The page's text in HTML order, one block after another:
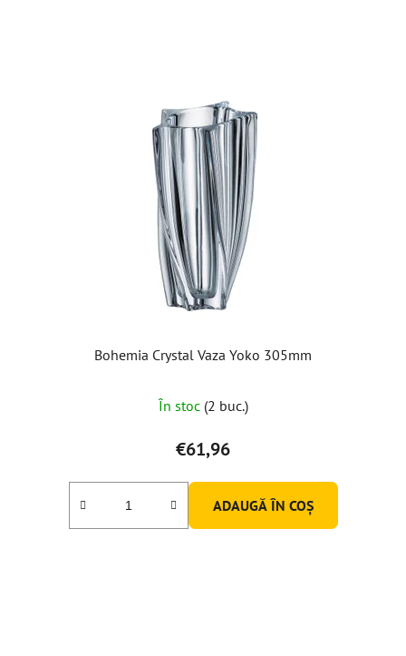
Bohemia Crystal Vaza Yoko 305mm
medie
a
produsului
este
5,0
În stoc (2 buc.)
€61,96
ADAUGĂ ÎN COŞ